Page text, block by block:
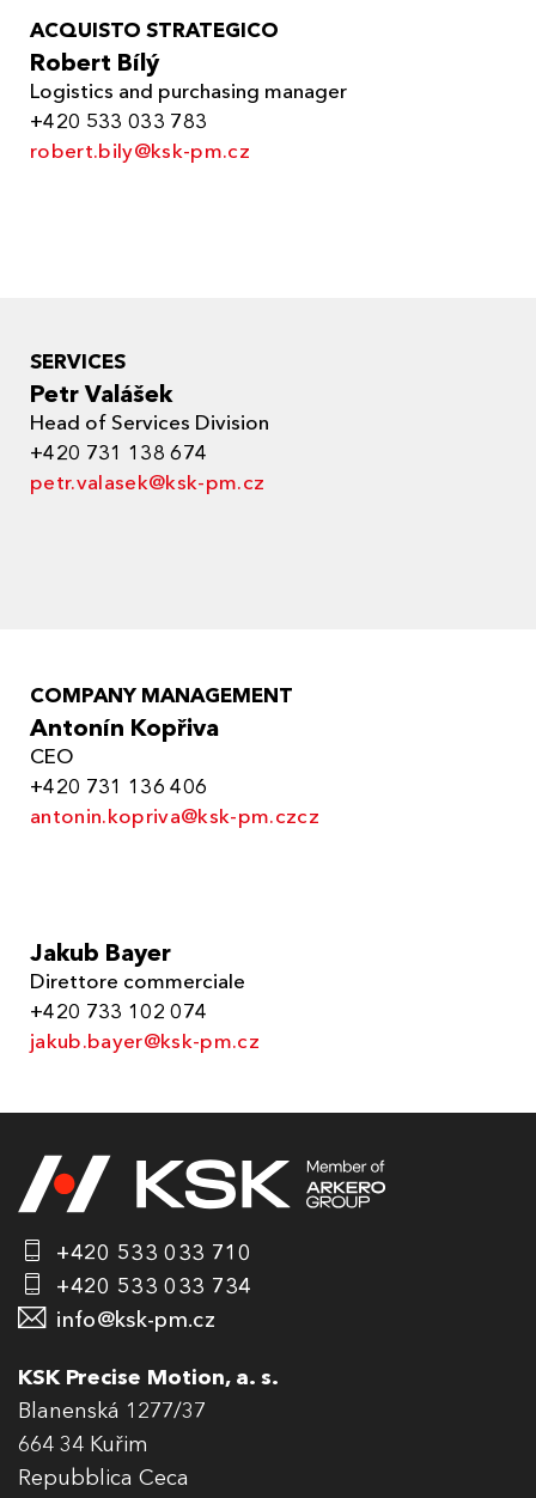
ACQUISTO STRATEGICO
Robert Bílý
Logistics and purchasing manager
+420 533 033 783
robert.bily@ksk-pm.cz
SERVICES
Petr Valášek
Head of Services Division
+420 731 138 674
petr.valasek@ksk-pm.cz
COMPANY MANAGEMENT
Antonín Kopřiva
CEO
+420 731 136 406
antonin.kopriva@ksk-pm.czcz
Jakub Bayer
Direttore commerciale
+420 733 102 074
jakub.bayer@ksk-pm.cz
+420 533 033 710
+420 533 033 734
info@ksk-pm.cz
KSK Precise Motion, a. s.
Blanenská 1277/37
664 34 Kuřim
Repubblica Ceca